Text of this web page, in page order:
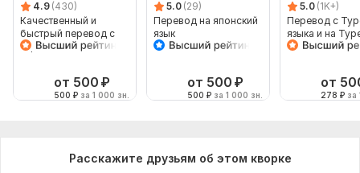
4.9 (430)
Качественный и
быстрый перевод с
киргизского и на
от 500 ₽
500 ₽ за 1 000 зн.
5.0 (29)
Перевод на японский
язык
от 500 ₽
500 ₽ за 1 000 зн.
5.0 (1K+)
Перевод с
языка и на
язык от
от
278 ₽ за
Расскажите друзьям об этом кворке